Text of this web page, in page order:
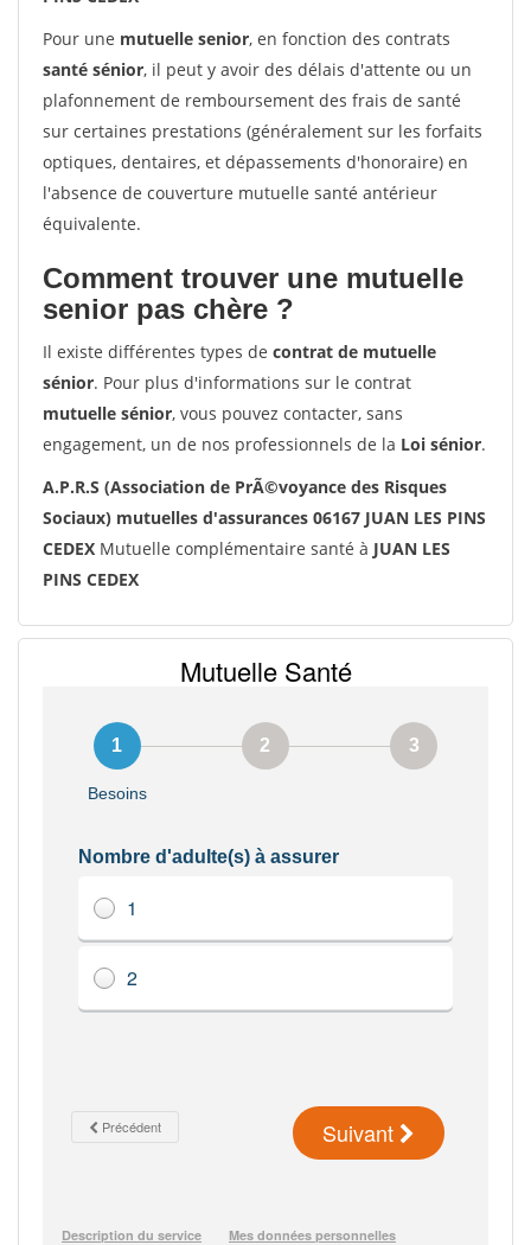
Pour une mutuelle senior, en fonction des contrats
santé sénior, il peut y avoir des délais d'attente ou un
plafonnement de remboursement des frais de santé
sur certaines prestations (généralement sur les forfaits
optiques, dentaires, et dépassements d'honoraire) en
l'absence de couverture mutuelle santé antérieur
équivalente.
Comment trouver une mutuelle
senior pas chère ?
Il existe différentes types de contrat de mutuelle
sénior. Pour plus d'informations sur le contrat
mutuelle sénior, vous pouvez contacter, sans
engagement, un de nos professionnels de la Loi sénior.
A.P.R.S (Association de PrÃ©voyance des Risques
Sociaux) mutuelles d'assurances 06167 JUAN LES PINS
CEDEX Mutuelle complémentaire santé à JUAN LES
PINS CEDEX